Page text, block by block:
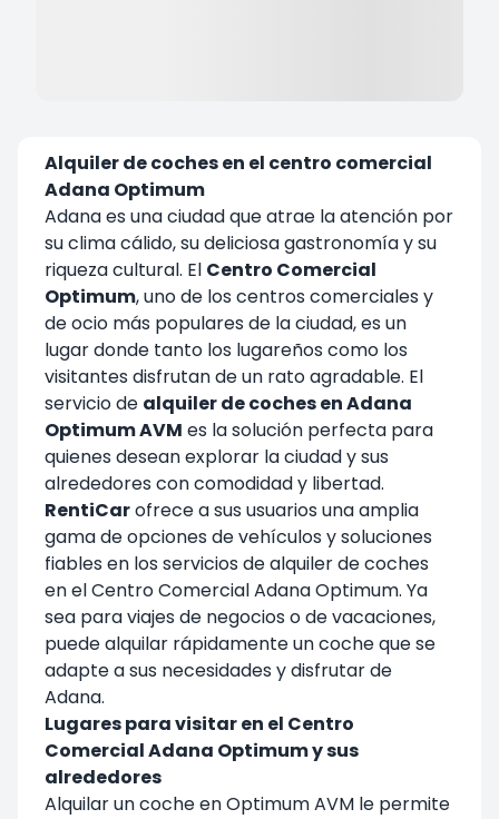
Alquiler de coches en el centro comercial
Adana Optimum
Adana es una ciudad que atrae la atención por
su clima cálido, su deliciosa gastronomía y su
riqueza cultural. El Centro Comercial
Optimum, uno de los centros comerciales y
de ocio más populares de la ciudad, es un
lugar donde tanto los lugareños como los
visitantes disfrutan de un rato agradable. El
servicio de alquiler de coches en Adana
Optimum AVM es la solución perfecta para
quienes desean explorar la ciudad y sus
alrededores con comodidad y libertad.
RentiCarofrece a sus usuarios una amplia
gama de opciones de vehículos y soluciones
fiables en los servicios de alquiler de coches
en el Centro Comercial Adana Optimum. Ya
sea para viajes de negocios o de vacaciones,
puede alquilar rápidamente un coche que se
adapte a sus necesidades y disfrutar de
Adana.
Lugares para visitar en el Centro
Comercial Adana Optimum y sus
alrededores
Alquilar un coche en Optimum AVM le permite